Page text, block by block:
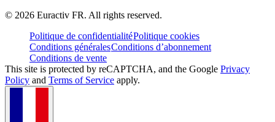
© 2026 Euractiv FR. All rights reserved.
Politique de confidentialitéPolitique cookies
Conditions généralesConditions d’abonnement
Conditions de vente
This site is protected by reCAPTCHA, and the Google Privacy
Policy and Terms of Service apply.